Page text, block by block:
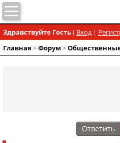
Здравствуйте Гость( Вход|
Главная >Форум >
Ответить